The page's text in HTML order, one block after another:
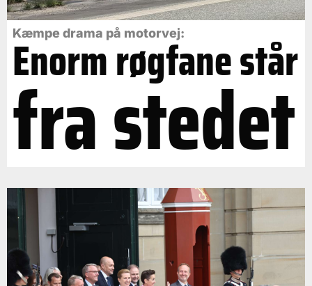
Kæmpe drama på motorvej:
Enorm røgfane står
fra stedet